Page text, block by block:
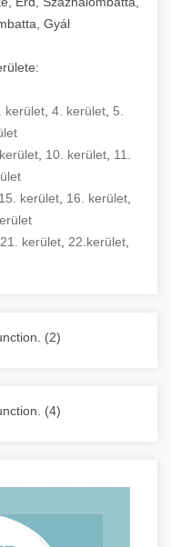
Gyál
kerület 4. kerület 5.
, 10. kerület, 11.
15. kerület 16. kerület
21. kerület 22.kerület
(2)
(4)